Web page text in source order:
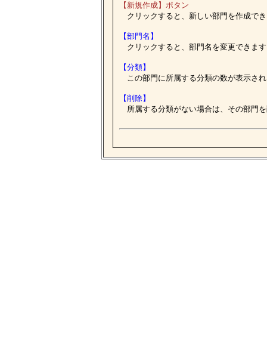
【新規作成】ボタン
クリックすると、新しい部門を作成で
【部門名】
クリックすると、部門名を変更できま
【分類】
この部門に所属する分類の数が表示さ
【削除】
所属する分類がない場合は、その部門